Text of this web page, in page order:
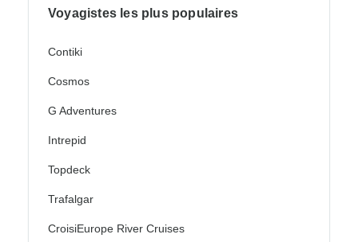
Voyagistes les plus populaires
Contiki
Cosmos
G Adventures
Intrepid
Topdeck
Trafalgar
CroisiEurope River Cruises